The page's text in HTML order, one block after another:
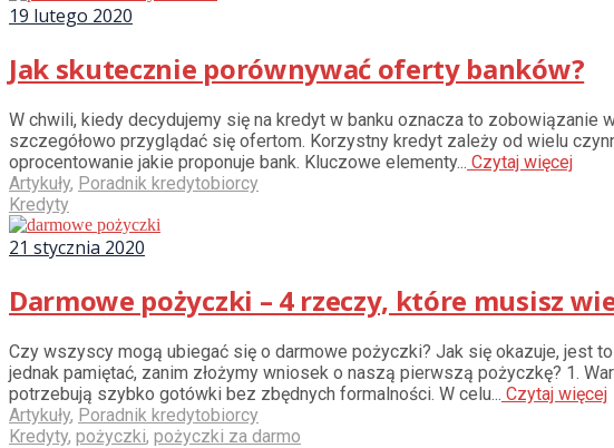
19 lutego 2020
Jak skutecznie porównywać oferty banków?
W chwili, kiedy decydujemy się na kredyt w banku oznacza to zobowiązanie
szczegółowo przyglądać się ofertom. Korzystny kredyt zależy od wielu
oprocentowanie jakie proponuje bank. Kluczowe elementy... Czytaj więcej
Artykuły, Poradnik kredytobiorcy
Kredyty
21 stycznia 2020
Darmowe pożyczki – 4 rzeczy, które musisz
Czy wszyscy mogą ubiegać się o darmowe pożyczki? Jak się okazuje, jest
jednak pamiętać, zanim złożymy wniosek o naszą pierwszą pożyczkę? 1.
potrzebują szybko gotówki bez zbędnych formalności. W celu... Czytaj więcej
Artykuły, Poradnik kredytobiorcy
Kredyty, pożyczki, pożyczki za darmo